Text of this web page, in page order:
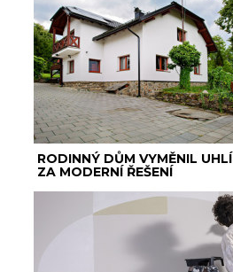
RODINNÝ DŮM VYMĚNIL UHLÍ
ZA MODERNÍ ŘEŠENÍ